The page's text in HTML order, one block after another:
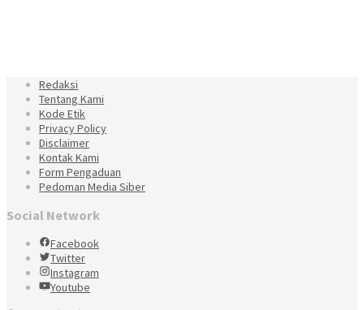
Redaksi
Tentang Kami
Kode Etik
Privacy Policy
Disclaimer
Kontak Kami
Form Pengaduan
Pedoman Media Siber
Social Network
Facebook
Twitter
Instagram
Youtube